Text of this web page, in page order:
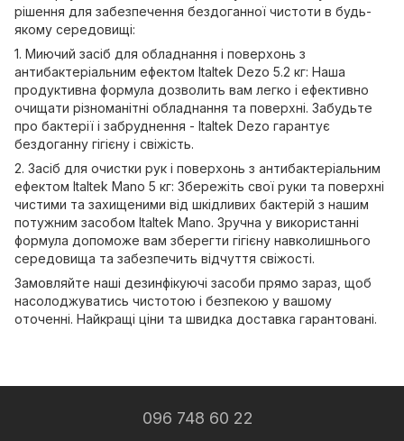
рішення для забезпечення бездоганної чистоти в будь-
якому середовищі:
1. Миючий засіб для обладнання і поверхонь з
антибактеріальним ефектом Italtek Dezo 5.2 кг: Наша
продуктивна формула дозволить вам легко і ефективно
очищати різноманітні обладнання та поверхні. Забудьте
про бактерії і забруднення - Italtek Dezo гарантує
бездоганну гігієну і свіжість.
2. Засіб для очистки рук і поверхонь з антибактеріальним
ефектом Italtek Mano 5 кг: Збережіть свої руки та поверхні
чистими та захищеними від шкідливих бактерій з нашим
потужним засобом Italtek Mano. Зручна у використанні
формула допоможе вам зберегти гігієну навколишнього
середовища та забезпечить відчуття свіжості.
Замовляйте наші дезинфікуючі засоби прямо зараз, щоб
насолоджуватись чистотою і безпекою у вашому
оточенні. Найкращі ціни та швидка доставка гарантовані.
096 748 60 22